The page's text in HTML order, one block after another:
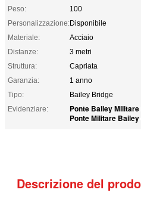
Peso:
100
Personalizzazione:Disponibile
Materiale:
Acciaio
Distanze:
3 metri
Struttura:
Capriata
Garanzia:
1 anno
Tipo:
Bailey Bridge
Evidenziare:
Ponte Bailey
Ponte Militare
Descrizione del